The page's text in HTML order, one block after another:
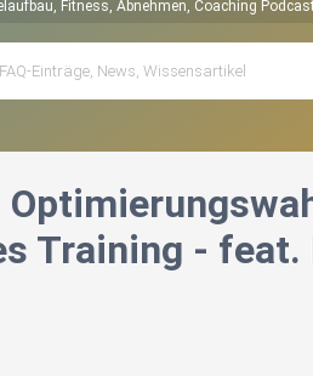
Fitness, Abnehmen, Coaching Podcast
Training - feat.